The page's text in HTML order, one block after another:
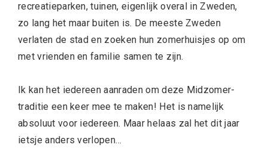
recreatieparken, tuinen, eigenlijk overal in Zweden,
zo lang het maar buiten is. De meeste Zweden
verlaten de stad en zoeken hun zomerhuisjes op om
met vrienden en familie samen te zijn.
Ik kan het iedereen aanraden om deze Midzomer-
traditie een keer mee te maken! Het is namelijk
absoluut voor iedereen. Maar helaas zal het dit jaar
ietsje anders verlopen…